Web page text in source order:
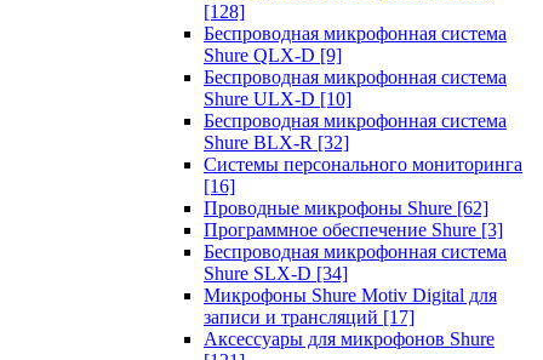
[128]
Беспроводная микрофонная система
Shure QLX-D [9]
Беспроводная микрофонная система
Shure ULX-D [10]
Беспроводная микрофонная система
Shure BLX-R [32]
Системы персонального мониторинга
[16]
Проводные микрофоны Shure [62]
Программное обеспечение Shure [3]
Беспроводная микрофонная система
Shure SLX-D [34]
Микрофоны Shure Motiv Digital для
записи и трансляций [17]
Аксессуары для микрофонов Shure